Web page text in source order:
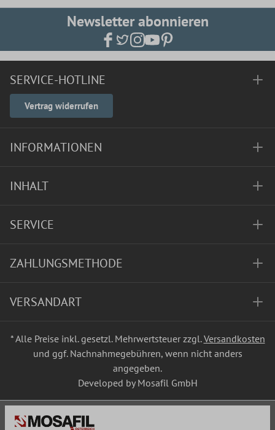
Newsletter abonnieren
SERVICE-HOTLINE
Vertrag widerrufen
INFORMATIONEN
INHALT
SERVICE
ZAHLUNGSMETHODE
VERSANDART
* Alle Preise inkl. gesetzl. Mehrwertsteuer zzgl.Versandkosten
und ggf. Nachnahmegebühren, wenn nicht anders
angegeben.
Developed by Mosafil GmbH